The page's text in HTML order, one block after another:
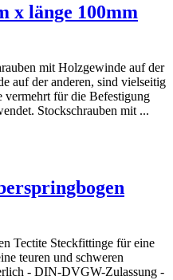
x länge 100mm
mit Holzgewinde auf der
auf der anderen, sind vielseitig
vermehrt für die Befestigung
Stockschrauben mit ...
Tectite Steckfittinge für eine
teuren und schweren
- DIN-DVGW-Zulassung -